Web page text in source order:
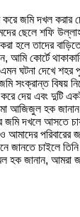
করে জমি দখল করার
ছেলে শফি উল্লাহ
হলে তাদের
কোর্টে
ঘটনা দেখে শহর
সংক্রান্ত বিষয়
দেয় এবং দুটি
আজিজুল হক জানান,
জমি দখলে আসতে
পরিবারের
জানতে চাইলে
জানান, আমরা